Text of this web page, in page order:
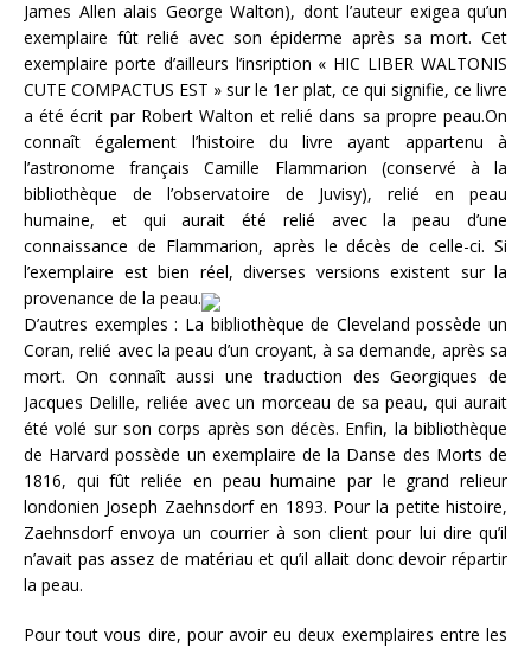
James Allen alais George Walton), dont l’auteur exigea qu’un
exemplaire fût relié avec son épiderme après sa mort. Cet
exemplaire porte d’ailleurs l’insription « HIC LIBER WALTONIS
CUTE COMPACTUS EST » sur le 1er plat, ce qui signifie, ce livre
a été écrit par Robert Walton et relié dans sa propre peau.On
connaît également l’histoire du livre ayant appartenu à
l’astronome français Camille Flammarion (conservé à la
bibliothèque de l’observatoire de Juvisy), relié en peau
humaine, et qui aurait été relié avec la peau d’une
connaissance de Flammarion, après le décès de celle-ci. Si
l’exemplaire est bien réel, diverses versions existent sur la
provenance de la peau.
D’autres exemples : La bibliothèque de Cleveland possède un
Coran, relié avec la peau d’un croyant, à sa demande, après sa
mort. On connaît aussi une traduction des Georgiques de
Jacques Delille, reliée avec un morceau de sa peau, qui aurait
été volé sur son corps après son décès. Enfin, la bibliothèque
de Harvard possède un exemplaire de la Danse des Morts de
1816, qui fût reliée en peau humaine par le grand relieur
londonien Joseph Zaehnsdorf en 1893. Pour la petite histoire,
Zaehnsdorf envoya un courrier à son client pour lui dire qu’il
n’avait pas assez de matériau et qu’il allait donc devoir répartir
la peau.
Pour tout vous dire, pour avoir eu deux exemplaires entre les